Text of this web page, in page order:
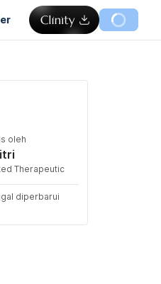
oleh
Therapeutic
diperbarui